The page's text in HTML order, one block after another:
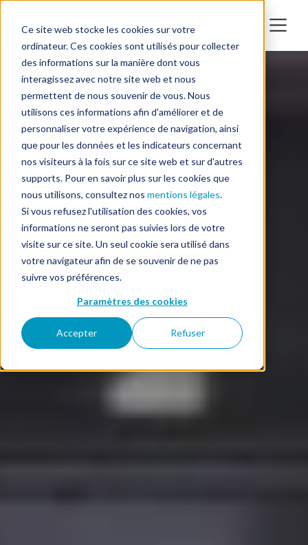
Ce site web stocke les cookies sur votre
ordinateur. Ces cookies sont utilisés pour collecter
des informations sur la manière dont vous
interagissez avec notre site web et nous
permettent de nous souvenir de vous. Nous
utilisons ces informations afin d'améliorer et de
personnaliser votre expérience de navigation, ainsi
que pour les données et les indicateurs concernant
nos visiteurs à la fois sur ce site web et sur d'autres
supports. Pour en savoir plus sur les cookies que
nous utilisons, consultez nos mentions légales.
Si vous refusez l'utilisation des cookies, vos
informations ne seront pas suivies lors de votre
visite sur ce site. Un seul cookie sera utilisé dans
votre navigateur afin de se souvenir de ne pas
suivre vos préférences.
Paramètres des cookies
Accepter Refuser